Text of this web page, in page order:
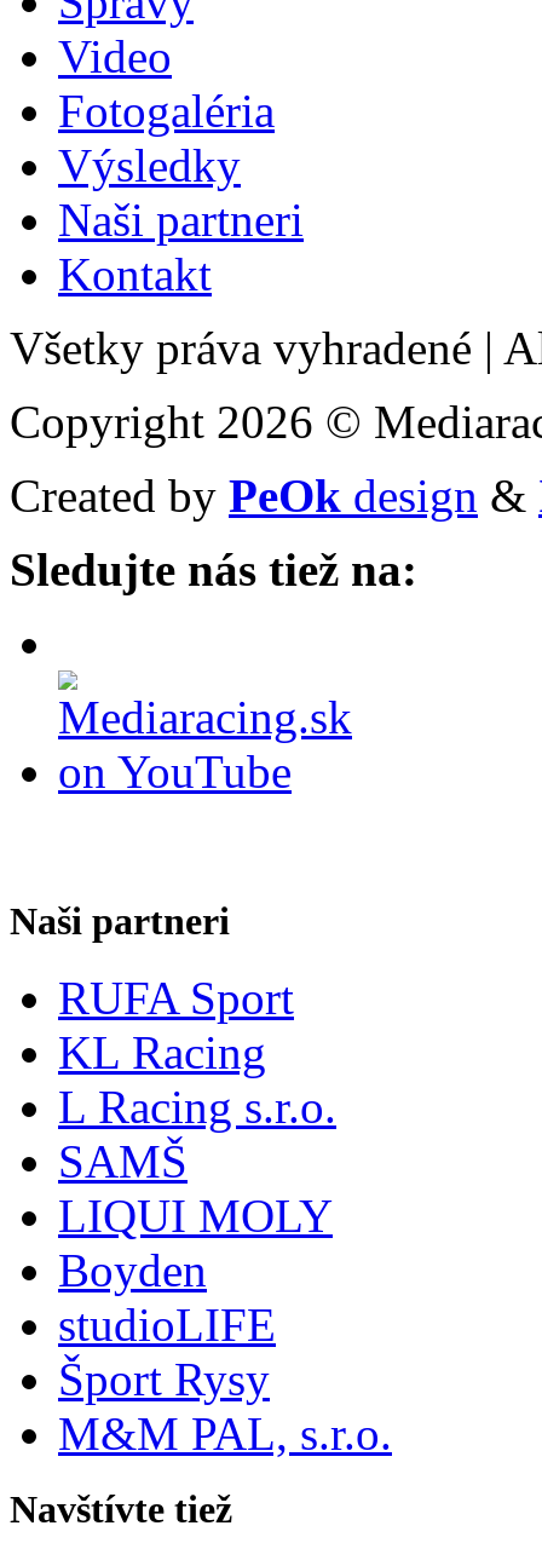
Video
Fotogaléria
Výsledky
Naši partneri
Kontakt
Všetky práva vyhradené |
Copyright 2026 ©
Created by PeOk design &
Sledujte nás tiež na:
Naši partneri
RUFA Sport
KL Racing
L Racing s.r.o.
SAMŠ
LIQUI MOLY
Boyden
studioLIFE
Šport Rysy
M&M PAL, s.r.o.
Navštívte tiež